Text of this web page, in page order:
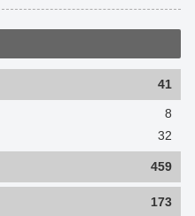
41
8
32
459
173